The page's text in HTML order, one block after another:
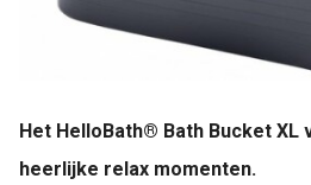
Het HelloBath® Bath Bucket XL
heerlijke relax momenten.